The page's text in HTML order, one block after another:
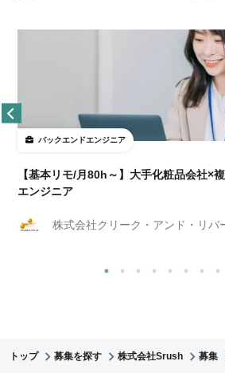
バックエンドエンジニア
【基本リモ/月80h～】大手化粧品会社×
エンジニア
株式会社クリーク・アンド・リバ
トップ 募集を探す 株式会社Srush 募集